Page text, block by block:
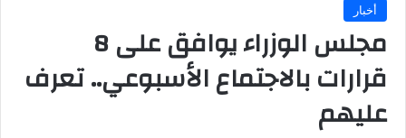
أخبار
مجلس الوزراء يوافق على 8
قرارات بالاجتماع الأسبوعي.. تعرف
عليهم